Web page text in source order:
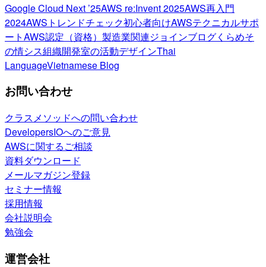
Google Cloud Next ’25AWS re:Invent 2025AWS再入門
2024AWSトレンドチェック初心者向けAWSテクニカルサポ
ートAWS認定（資格） 製造業関連ジョインブログくらめそ
の情シス組織開発室の活動デザインThai
LanguageVietnamese Blog
お問い合わせ
クラスメソッドへの問い合わせ
DevelopersIOへのご意見
AWSに関するご相談
資料ダウンロード
メールマガジン登録
セミナー情報
採用情報
会社説明会
勉強会
運営会社